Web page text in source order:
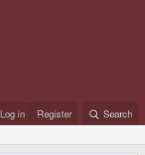
Log in Register Search